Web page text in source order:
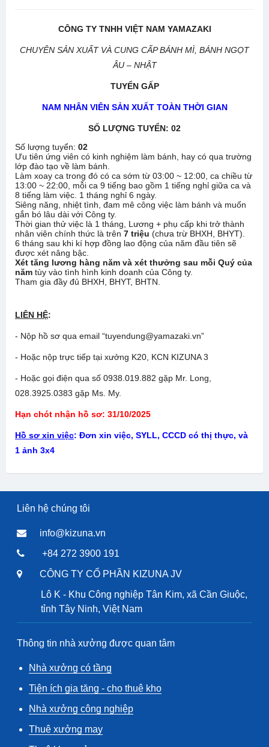
CÔNG TY TNHH VIỆT NAM YAMAZAKI
CHUYÊN SẢN XUẤT VÀ CUNG CẤP BÁNH MÌ, BÁNH NGỌT
ÂU – NHẬT
TUYỂN GẤP
NAM NHÂN VIÊN SẢN XUẤT TOÀN THỜI GIAN
SỐ LƯỢNG TUYỂN: 02
Số lượng tuyển: 02
Ưu tiên ứng viên có kinh nghiệm làm bánh, hay có qua trường
lớp đào tạo về làm bánh.
Làm xoay ca trong đó có ca sớm từ 03:00 ~ 12:00, ca chiều từ
13:00 ~ 22:00, mỗi ca 9 tiếng bao gồm 1 tiếng nghỉ giữa ca và
8 tiếng làm việc. 1 tháng nghỉ 6 ngày.
Siêng năng, nhiệt tình, đam mê công việc làm bánh và muốn
gắn bó lâu dài với Công ty.
Thời gian thử việc là 1 tháng, Lương + phụ cấp khi trở thành
nhân viên chính thức là trên 7 triệu (chưa trừ BHXH, BHYT).
6 tháng sau khi kí hợp đồng lao động của năm đầu tiên sẽ
được xét nâng bậc.
Xét tăng lương hàng năm và xét thưởng sau mỗi Quý của
năm tùy vào tình hình kinh doanh của Công ty.
Tham gia đầy đủ BHXH, BHYT, BHTN.
LIÊN HỆ:
- Nộp hồ sơ qua email “tuyendung@yamazaki.vn”
- Hoặc nộp trực tiếp tại xưởng K20, KCN KIZUNA 3
- Hoặc gọi điện qua số 0938.019.882 gặp Mr. Long,
028.3925.0383 gặp Ms. My.
Hạn chót nhận hồ sơ: 31/10/2025
Hồ sơ xin việc: Đơn xin việc, SYLL, CCCD có thị thực, và
1 ảnh 3x4
Liên hệ chúng tôi
info@kizuna.vn
+84 272 3900 191
CÔNG TY CỔ PHẦN KIZUNA JV
Lô K - Khu Công nghiệp Tân Kim, xã Cần Giuộc,
tỉnh Tây Ninh, Việt Nam
Thông tin nhà xưởng được quan tâm
Nhà xưởng có tầng
Tiện ích gia tăng - cho thuê kho
Nhà xưởng công nghiệp
Thuê xưởng may